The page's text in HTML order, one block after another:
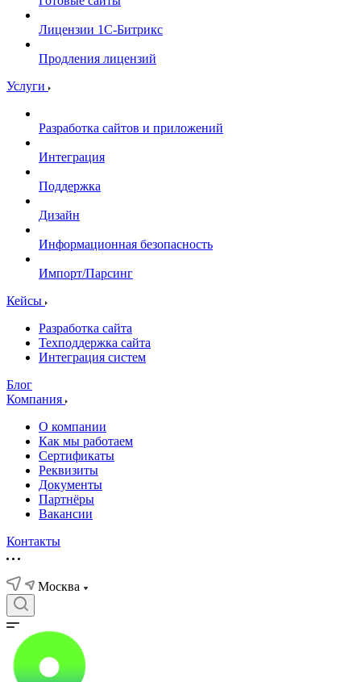
Лицензии 1С-Битрикс
Продления лицензий
Услуги
Разработка сайтов и приложений
Интеграция
Поддержка
Дизайн
Информационная безопасность
Импорт/Парсинг
Кейсы
Разработка сайта
Техподдержка сайта
Интеграция систем
Блог
Компания
О компании
Как мы работаем
Сертификаты
Реквизиты
Документы
Партнёры
Вакансии
Контакты
Москва